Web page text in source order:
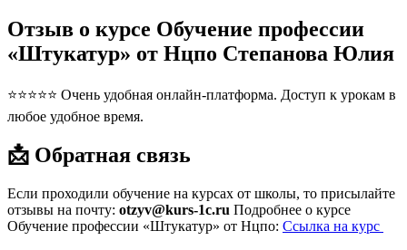
Отзыв о курсе Обучение профессии
«Штукатур» от Нцпо Степанова Юлия
⭐⭐⭐⭐⭐ Очень удобная онлайн-платформа. Доступ к урокам в
любое удобное время.
📩 Обратная связь
Если проходили обучение на курсах от школы, то присылайте
отзывы на почту: otzyv@kurs-1c.ru Подробнее о курсе
Обучение профессии «Штукатур» от Нцпо: Ссылка на курс